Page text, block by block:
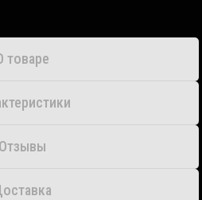
товаре
Отзывы